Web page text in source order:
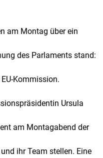
am Montag über ein
des Parlaments stand:
Kommission.
Ursula
am Montagabend der
ihr Team stellen. Eine